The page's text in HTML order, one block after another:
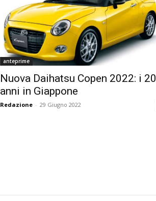
anteprime
Nuova Daihatsu Copen 2022: i 20
anni in Giappone
Redazione - 29 Giugno 2022